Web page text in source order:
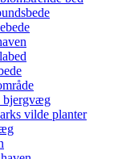
bjergvæg
vilde planter